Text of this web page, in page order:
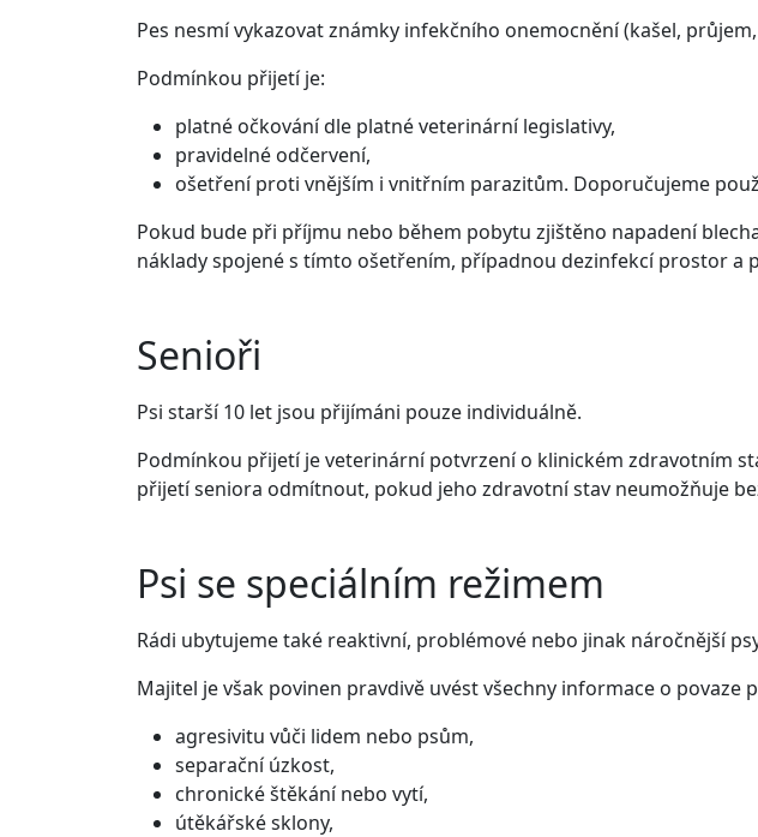
Pes nesmí vykazovat známky infekčního onemocnění (kašel,
Podmínkou přijetí je:
platné očkování dle platné veterinární legislativy,
pravidelné odčervení,
ošetření proti vnějším i vnitřním parazitům. Doporučujeme
Pokud bude při příjmu nebo během pobytu zjištěno napadení
náklady spojené s tímto ošetřením, případnou dezinfekcí prostor
Senioři
Psi starší 10 let jsou přijímáni pouze individuálně.
Podmínkou přijetí je veterinární potvrzení o klinickém zdravotním
přijetí seniora odmítnout, pokud jeho zdravotní stav neumožňuje
Psi se speciálním režimem
Rádi ubytujeme také reaktivní, problémové nebo jinak náročnější
Majitel je však povinen pravdivě uvést všechny informace o povaze
agresivitu vůči lidem nebo psům,
separační úzkost,
chronické štěkání nebo vytí,
útěkářské sklony,